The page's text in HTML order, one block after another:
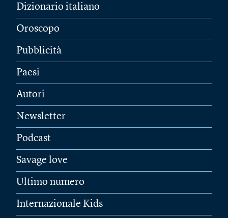
Dizionario italiano
Oroscopo
Pubblicità
Paesi
Autori
Newsletter
Podcast
Savage love
Ultimo numero
Internazionale Kids